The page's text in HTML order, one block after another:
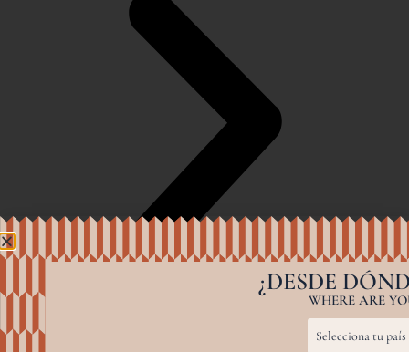
Por qué y cómo
¿DESDE
WHERE ARE